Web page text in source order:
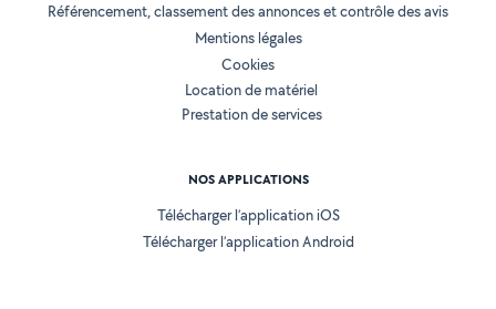
Référencement, classement des annonces et contrôle des avis
Mentions légales
Cookies
Location de matériel
Prestation de services
NOS APPLICATIONS
Télécharger l’application iOS
Télécharger l’application Android